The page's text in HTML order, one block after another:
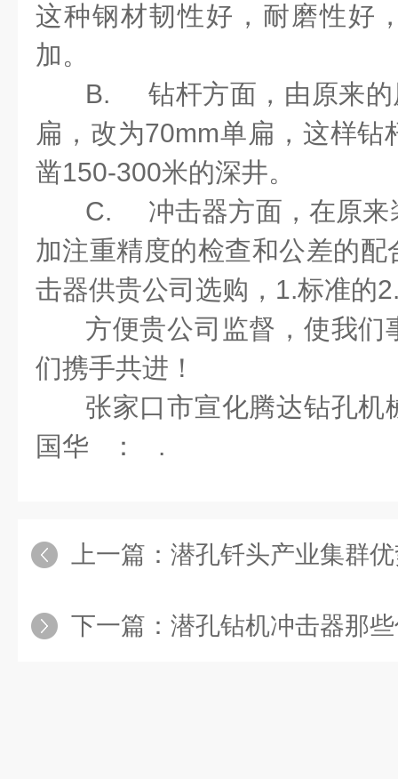
这种钢材韧性好，耐磨性好
加。
B. 钻杆方面，由原来
扁，改为70mm单扁，这样钻
凿150-300米的深井。
C. 冲击器方面，在原
加注重精度的检查和公差的
击器供贵公司选购， 1.标准的
方便贵公司监督，使我们
们携手共进！
张家口市宣化腾达钻孔机
国华 ： .
上一篇： 潜孔钎头产业集群优势
下一篇： 潜孔钻机冲击器那